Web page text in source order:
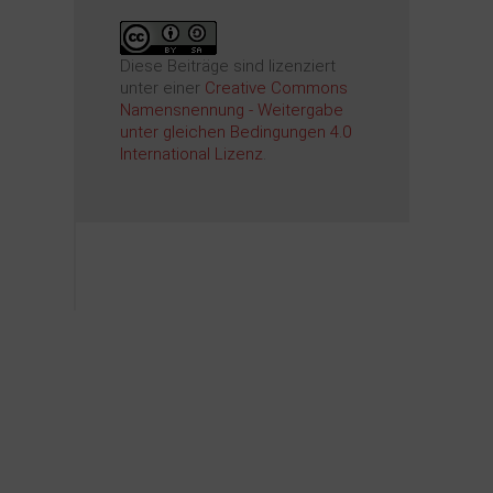
Diese Beiträge sind lizenziert
unter einer Creative Commons
Namensnennung - Weitergabe
unter gleichen Bedingungen 4.0
International Lizenz